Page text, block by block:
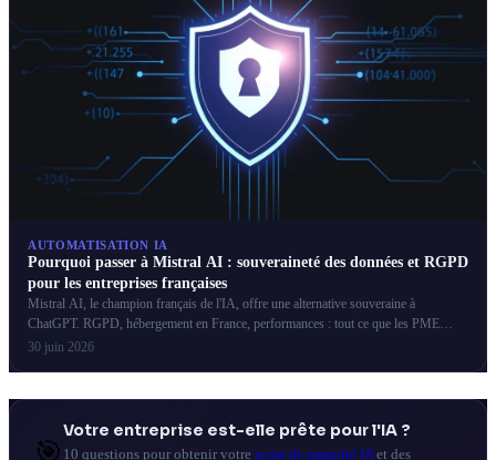
AUTOMATISATION IA
Pourquoi passer à Mistral AI : souveraineté des données et RGPD
pour les entreprises françaises
Mistral AI, le champion français de l'IA, offre une alternative souveraine à
ChatGPT. RGPD, hébergement en France, performances : tout ce que les PME
françaises doivent savoir.
30 juin 2026
🎯
Votre entreprise est-elle prête pour l'IA ?
10 questions pour obtenir votre score de maturité IA et des